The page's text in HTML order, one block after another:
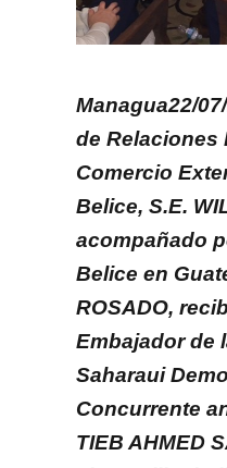
Managua22/
de Relaciones
Comercio
Belice, S.E.
acompañado
Belice en
ROSADO,
Embajador de
Saharaui
Concurrente
TIEB AHMED